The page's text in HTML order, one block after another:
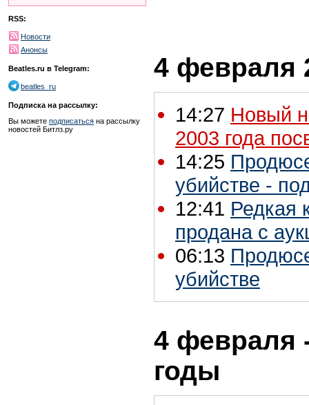
RSS:
Новости
Анонсы
Beatles.ru в Telegram:
beatles_ru
Подписка на рассылку:
Вы можете подписаться на рассылку
новостей Битлз.ру
4 февраля
14:27 Новый
2003 года
14:25
убийстве -
12:41 Редкая
продана с
06:13
убийстве
4 февраля
годы